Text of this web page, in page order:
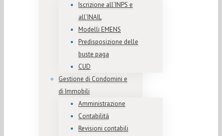
Iscrizione all’INPS e
all’INAIL
Modelli EMENS
Predisposizione delle
buste paga
CUD
Gestione di Condomini e
di Immobili
Amministrazione
Contabilità
Revisioni contabili